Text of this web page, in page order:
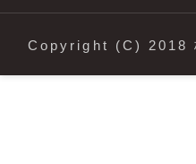
Copyright (C) 2018